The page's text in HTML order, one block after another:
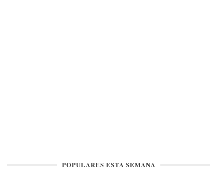
POPULARES ESTA SEMANA